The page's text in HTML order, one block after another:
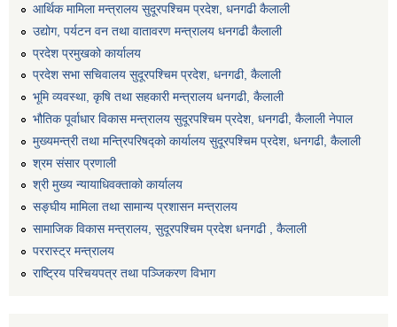
आर्थिक मामिला मन्त्रालय सुदूरपश्चिम प्रदेश, धनगढी कैलाली
उद्योग, पर्यटन वन तथा वातावरण मन्त्रालय धनगढी कैलाली
प्रदेश प्रमुखको कार्यालय
प्रदेश सभा सचिवालय सुदूरपश्‍चिम प्रदेश, धनगढी, कैलाली
भूमि व्यवस्था, कृषि तथा सहकारी मन्त्रालय धनगढी, कैलाली
भौतिक पूर्वाधार विकास मन्त्रालय सुदूरपश्चिम प्रदेश, धनगढी, कैलाली नेपाल
मुख्यमन्त्री तथा मन्त्रिपरिषद्को कार्यालय सुदूरपश्चिम प्रदेश, धनगढी, कैलाली
श्रम संसार प्रणाली
श्री मुख्य न्यायाधिवक्ताको कार्यालय
सङ्‍घीय मामिला तथा सामान्य प्रशासन मन्त्रालय
सामाजिक विकास मन्त्रालय, सुदूरपश्चिम प्रदेश धनगढी , कैलाली
पररास्ट्र मन्त्रालय
राष्ट्रिय परिचयपत्र तथा पञ्जिकरण विभाग